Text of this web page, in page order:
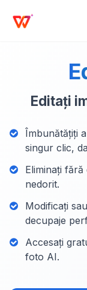
Editați
Îmbunătățiți
singur clic,
Eliminați
nedorit.
Modificați
decupaje
Accesați
foto AI.